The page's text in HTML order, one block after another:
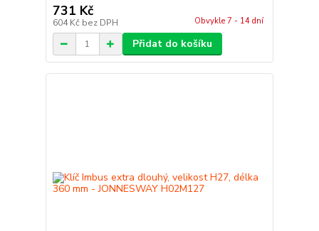
731 Kč
604 Kč bez DPH Obvykle 7 - 14 dní
Přidat do košíku